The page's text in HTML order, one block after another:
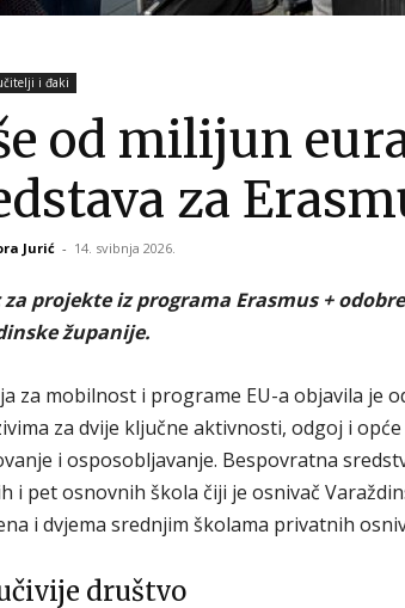
i đaki
od milijun
za
Jurić - 14. svibnja 2026.
za projekte iz programa Erasmus +
županije.
za mobilnost i programe EU-a objavila je
za dvije ključne aktivnosti, odgoj i
i osposobljavanje. Bespovratna
i pet osnovnih škola čiji je osnivač
i dvjema srednjim školama privatnih
društvo